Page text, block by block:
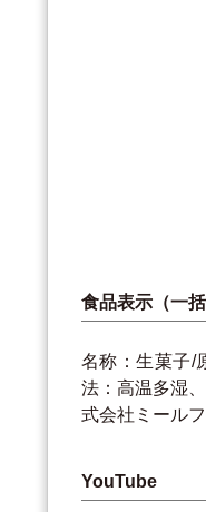
食品表示（一括
名称：生菓子/
法：高温多湿
式会社ミール
YouTube